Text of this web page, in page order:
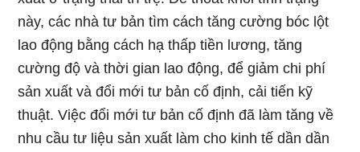
này, các nhà tư bản tìm cách tăng cường bóc lột
lao động bằng cách hạ thấp tiền lương, tăng
cường độ và thời gian lao động, để giảm chi phí
sản xuất và đổi mới tư bản cố định, cải tiến kỹ
thuật. Việc đổi mới tư bản cố định đã làm tăng về
nhu cầu tư liệu sản xuất làm cho kinh tế dần dần